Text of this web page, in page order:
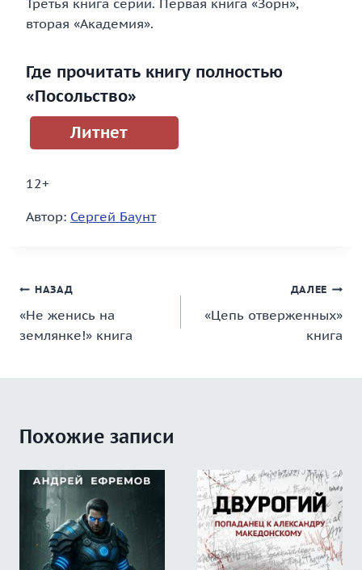
Третья книга серии. Первая книга «Зорн»,
вторая «Академия».
Где прочитать книгу полностью
«Посольство»
Литнет
12+
Автор: Сергей Баунт
Навигация
по
записям
НАЗАД
«Не женись на
землянке!» книга
ДАЛЕЕ
«Цепь отверженных»
книга
Похожие записи